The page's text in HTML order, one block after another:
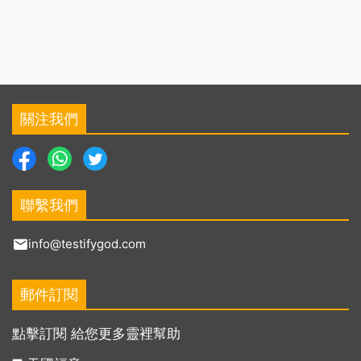
關注我們
聯繫我們
info@testifygod.com
郵件訂閱
點擊訂閱 給您更多靈裡幫助